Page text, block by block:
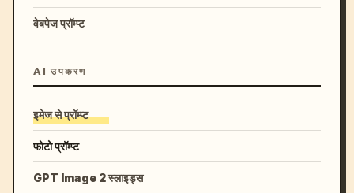
वेबपेज प्रॉम्प्ट
AI उपकरण
इमेज से प्रॉम्प्ट
फोटो प्रॉम्प्ट
GPT Image 2 स्लाइड्स